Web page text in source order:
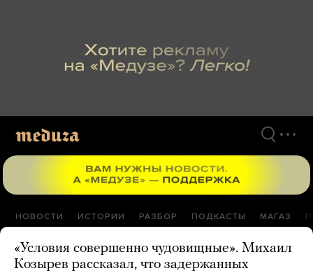
НОВОСТИ ИСТОРИИ РАЗБОР ПОДКАСТЫ МАГАЗ
«Условия совершенно чудовищные». Михаил
Козырев рассказал, что задержанных